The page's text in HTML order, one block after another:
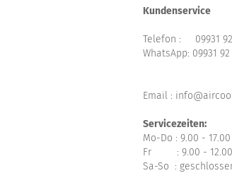
Kundenservice
Telefon : 09931
WhatsApp: 09931
Email :
Servicezeiten:
Mo-Do : 9.00 - 17.00
Fr : 9.00 - 12.00
Sa-So :